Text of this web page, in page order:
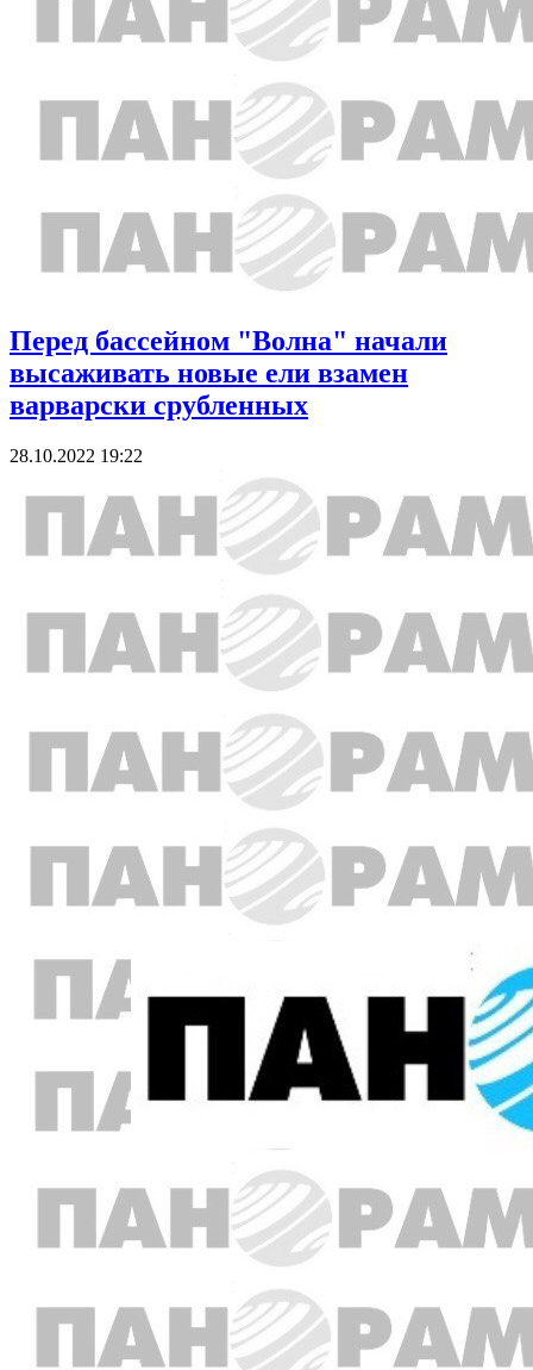
Перед бассейном "Волна" начали
высаживать новые ели взамен
варварски срубленных
28.10.2022 19:22